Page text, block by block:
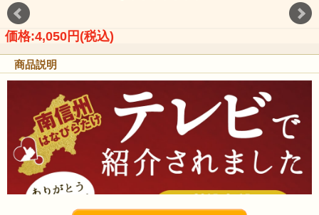
価格:4,050円(税込)
商品説明